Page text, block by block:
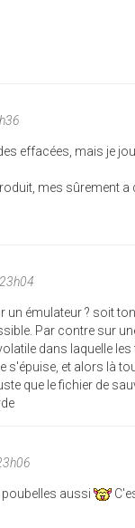
effacées, mais je
mes sûrement
émulateur ? soit
Par contre sur
dans laquelle
s'épuise, et alors là
que le fichier de
poubelles aussi